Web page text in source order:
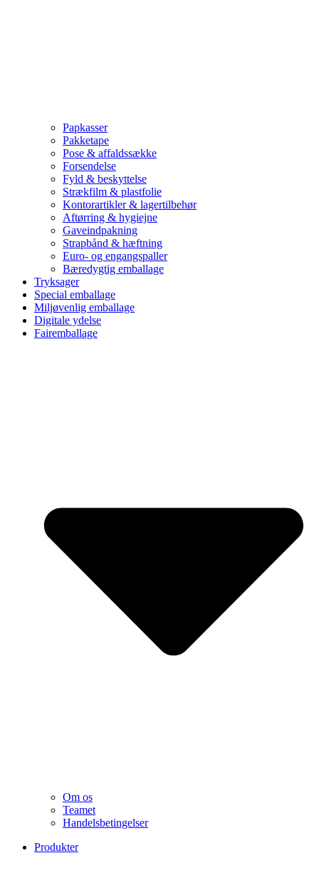
Papkasser
Pakketape
Pose & affaldssække
Forsendelse
Fyld & beskyttelse
Strækfilm & plastfolie
Kontorartikler & lagertilbehør
Aftørring & hygiejne
Gaveindpakning
Strapbånd & hæftning
Euro- og engangspaller
Bæredygtig emballage
Tryksager
Special emballage
Miljøvenlig emballage
Digitale ydelse
Fairemballage
Om os
Teamet
Handelsbetingelser
Produkter